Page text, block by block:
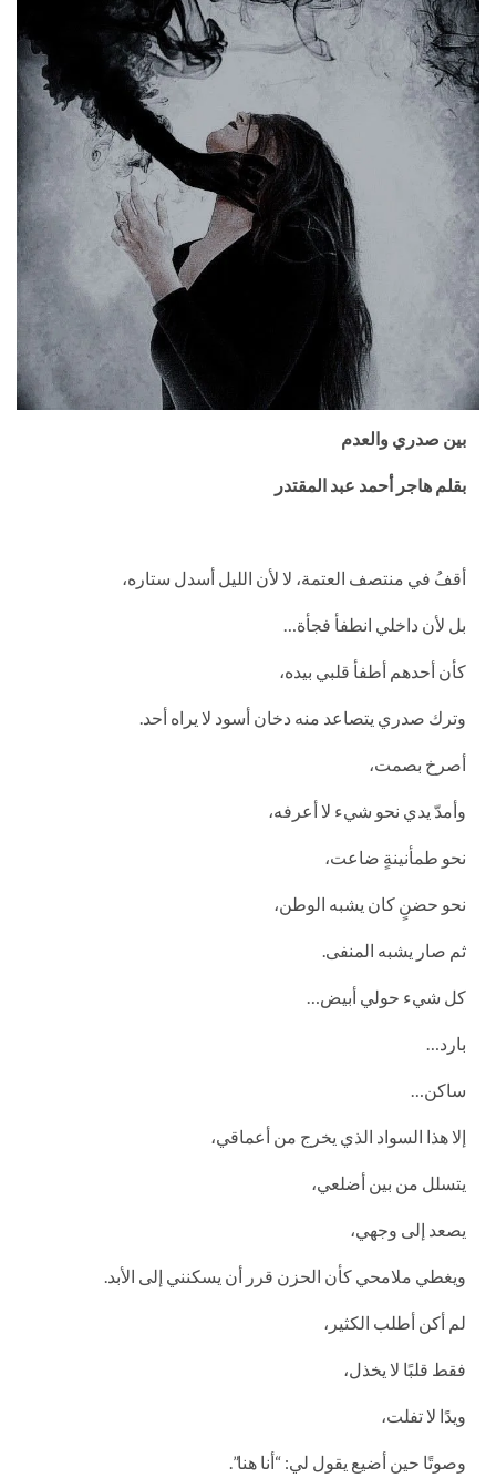
بين صدري والعدم
بقلم هاجر أحمد عبد المقتدر
أقفُ في منتصف العتمة، لا لأن الليل أسدل ستاره،
بل لأن داخلي انطفأ فجأة…
كأن أحدهم أطفأ قلبي بيده،
وترك صدري يتصاعد منه دخان أسود لا يراه أحد.
أصرخ بصمت،
وأمدّ يدي نحو شيء لا أعرفه،
نحو طمأنينةٍ ضاعت،
نحو حضنٍ كان يشبه الوطن،
ثم صار يشبه المنفى.
كل شيء حولي أبيض…
بارد…
ساكن…
إلا هذا السواد الذي يخرج من أعماقي،
يتسلل من بين أضلعي،
يصعد إلى وجهي،
ويغطي ملامحي كأن الحزن قرر أن يسكنني إلى الأبد.
لم أكن أطلب الكثير،
فقط قلبًا لا يخذل،
ويدًا لا تفلت،
وصوتًا حين أضيع يقول لي: “أنا هنا”.